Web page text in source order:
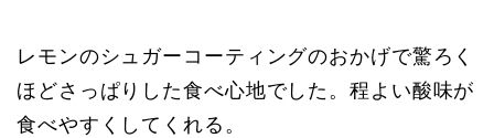
レモンのシュガーコーティングのおかげで驚ろく
ほどさっぱりした食べ心地でした。程よい酸味が
食べやすくしてくれる。